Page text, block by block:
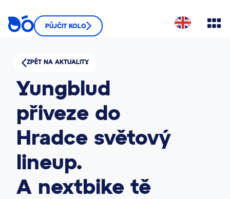
PŮJČIT KOLO
ZPĚT NA AKTUALITY
Yungblud
přiveze do
Hradce světový
lineup.
A nextbike tě